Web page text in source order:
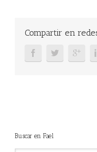
Compartir en
Buscar en Fael